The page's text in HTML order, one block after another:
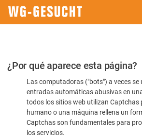
Por
favor,
confirme
humano
¿Por qué aparece esta página?
Las computadoras ("bots") a veces se
entradas automáticas abusivas en
todos los sitios web utilizan Captchas
humano o una máquina rellena un
Captchas son fundamentales para
los servicios.